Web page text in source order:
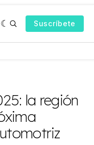
Suscríbete
la región